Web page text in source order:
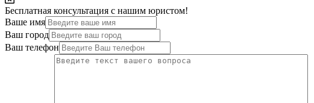
Бесплатная консультация с нашим юристом!
Ваше имя
Ваш город
Ваш телефон